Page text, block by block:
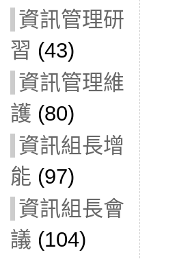
資訊管理研
習 (43)
資訊管理維
護 (80)
資訊組長增
能 (97)
資訊組長會
議 (104)